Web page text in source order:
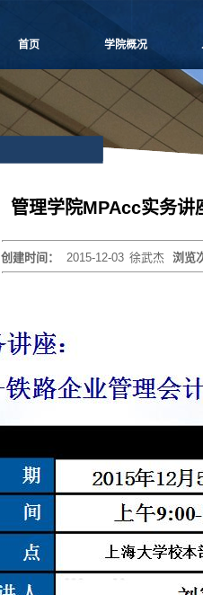
首页 学院概况
学院愿景
院长致辞
学院介绍
党群组织
学院制度
学院视频
管理学院MPAcc实务讲
创建时间：2015-12-03 徐武杰 浏览